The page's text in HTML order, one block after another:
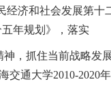
和社会发展第十
年规划》，落实
抓住当前战略发
通大学2010-2020